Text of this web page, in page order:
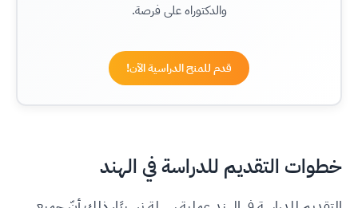
والدكتوراه على فرصة.
قدم للمنح الدراسية الآن!
خطوات التقديم للدراسة في الهند